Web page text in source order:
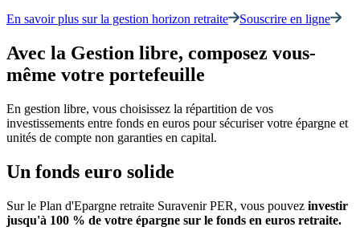
En savoir plus sur la gestion horizon retraite
Souscrire en ligne
Avec la Gestion libre, composez vous-
même votre portefeuille
En gestion libre, vous choisissez la répartition de vos
investissements entre fonds en euros pour sécuriser votre épargne et
unités de compte non garanties en capital.
Un fonds euro solide
Sur le Plan d'Epargne retraite Suravenir PER, vous pouvez investir
jusqu'à 100 % de votre épargne sur le fonds en euros retraite.